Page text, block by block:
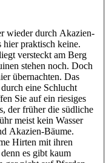
wieder durch Akazien-
praktisch keine.
versteckt am Berg
stehen noch. Doch
übernachten. Das
eine Schlucht
Sie auf ein riesiges
der früher die südliche
meist kein Wasser
Akazien-Bäume.
Hirten mit ihren
es gibt kaum